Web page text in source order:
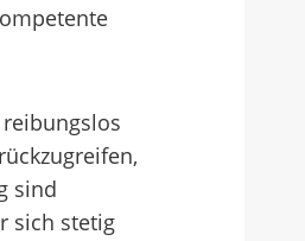
sind
sich stetig